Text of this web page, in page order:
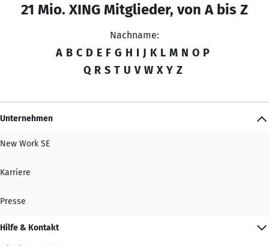
21 Mio. XING Mitglieder, von A bis Z
Nachname:
A B C D E F G H I J K L M N O P
Q R S T U V W X Y Z
Unternehmen
New Work SE
Karriere
Presse
Hilfe & Kontakt